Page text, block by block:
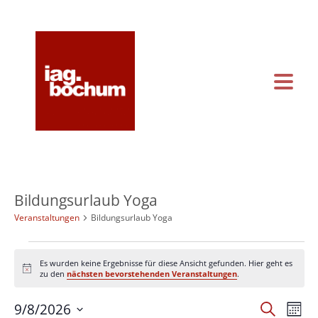
Bildungsurlaub Yoga
Veranstaltungen Bildungsurlaub Yoga
Hinweis
Es wurden keine Ergebnisse für diese Ansicht gefunden. Hier geht es
zu den nächsten bevorstehenden Veranstaltungen.
Suche
Monat
9/8/2026